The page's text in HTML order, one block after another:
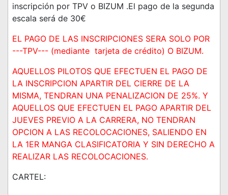
inscripción por TPV o BIZUM .El pago de la segunda
escala será de 30€
EL PAGO DE LAS INSCRIPCIONES SERA SOLO POR
---TPV--- (mediante tarjeta de crédito) O BIZUM.
AQUELLOS PILOTOS QUE EFECTUEN EL PAGO DE
LA INSCRIPCION APARTIR DEL CIERRE DE LA
MISMA, TENDRAN UNA PENALIZACION DE 25%. Y
AQUELLOS QUE EFECTUEN EL PAGO APARTIR DEL
JUEVES PREVIO A LA CARRERA, NO TENDRAN
OPCION A LAS RECOLOCACIONES, SALIENDO EN
LA 1ER MANGA CLASIFICATORIA Y SIN DERECHO A
REALIZAR LAS RECOLOCACIONES.
CARTEL: